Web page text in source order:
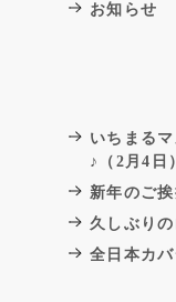
お知らせ
いちまる
♪（2月4日
新年のご
久しぶりの
全日本カ